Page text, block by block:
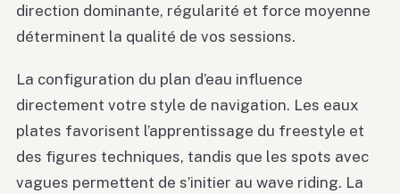
direction dominante, régularité et force moyenne
déterminent la qualité de vos sessions.
La configuration du plan d’eau influence
directement votre style de navigation. Les eaux
plates favorisent l’apprentissage du freestyle et
des figures techniques, tandis que les spots avec
vagues permettent de s’initier au wave riding. La